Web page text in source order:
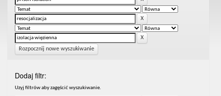
Rozpocznij nowe wyszukiwanie
Dodaj filtr:
Uzyj filtrów aby zagęścić wyszukiwanie.